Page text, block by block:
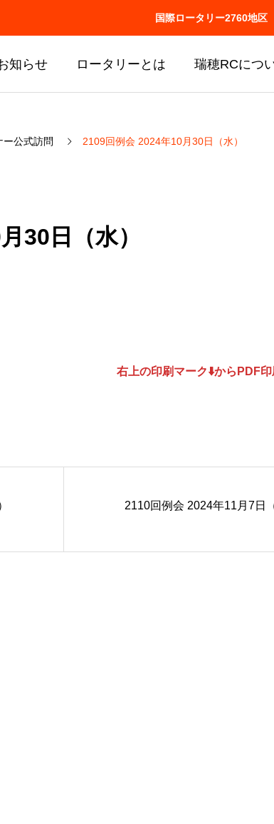
国際ロータリー2760地区
知らせ ロータリーとは 瑞穂RCにつ
policy
国際奉仕
ー公式訪問 2109回例会 2024年10月30日（水）
30日（水）
右上の印刷マーク⬇️からPDF印
2110回例会 2024年11月7日